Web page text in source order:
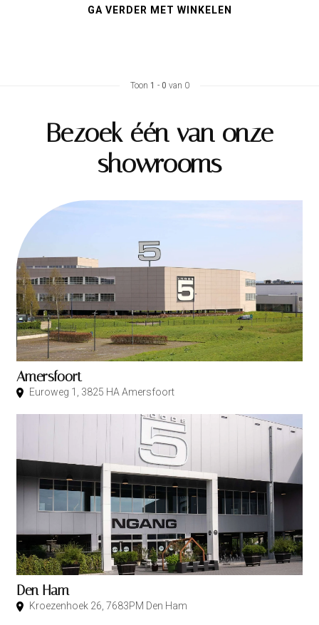
GA VERDER MET WINKELEN
Toon 1 - 0 van 0
Bezoek één van onze
showrooms
Amersfoort
Euroweg 1, 3825 HA Amersfoort
Den Ham
Kroezenhoek 26, 7683PM Den Ham